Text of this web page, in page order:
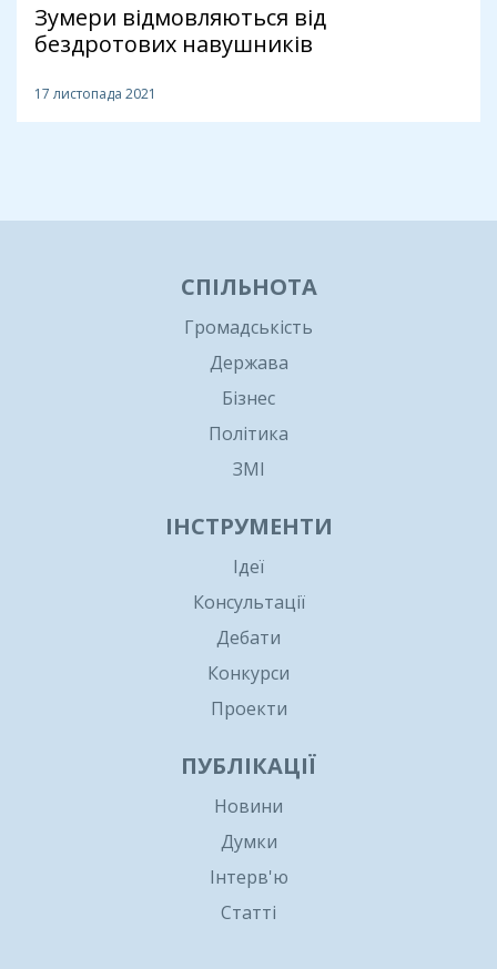
Зумери відмовляються від
бездротових навушників
17 листопада 2021
СПІЛЬНОТА
Громадськість
Держава
Бізнес
Політика
ЗМІ
ІНСТРУМЕНТИ
Ідеї
Консультації
Дебати
Конкурси
Проекти
ПУБЛІКАЦІЇ
Новини
Думки
Інтерв'ю
Статті